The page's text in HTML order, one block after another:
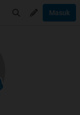
Masuk